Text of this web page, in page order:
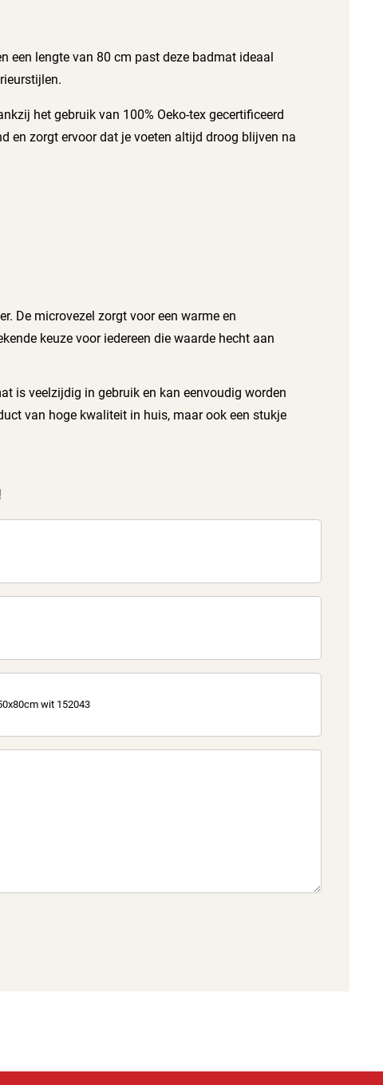
een lengte van 80 cm past deze badmat ideaal
het gebruik van 100% Oeko-tex gecertificeerd
en zorgt ervoor dat je voeten altijd droog blijven na
De microvezel zorgt voor een warme en
keuze voor iedereen die waarde hecht aan
is veelzijdig in gebruik en kan eenvoudig worden
van hoge kwaliteit in huis, maar ook een stukje